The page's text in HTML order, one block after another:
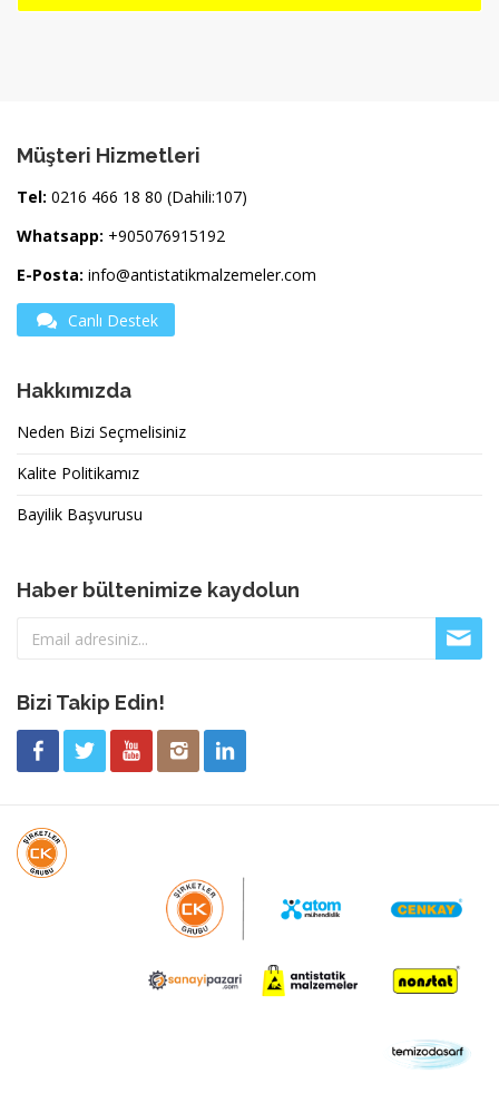
Müşteri Hizmetleri
Tel: 0216 466 18 80 (Dahili:107)
Whatsapp: +905076915192
E-Posta: info@antistatikmalzemeler.com
Canlı Destek
Hakkımızda
Neden Bizi Seçmelisiniz
Kalite Politikamız
Bayilik Başvurusu
Haber bültenimize kaydolun
Bizi Takip Edin!